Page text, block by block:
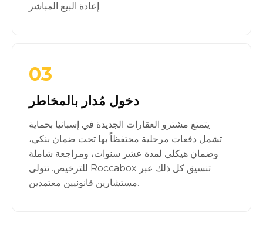
إعادة البيع المباشر.
03
دخول مُدار بالمخاطر
يتمتع مشترو العقارات الجديدة في إسبانيا بحماية
تشمل دفعات مرحلية محتفظاً بها تحت ضمان بنكي،
وضمان هيكلي لمدة عشر سنوات، ومراجعة شاملة
للترخيص. تتولى Roccabox تنسيق كل ذلك عبر
مستشارين قانونيين معتمدين.